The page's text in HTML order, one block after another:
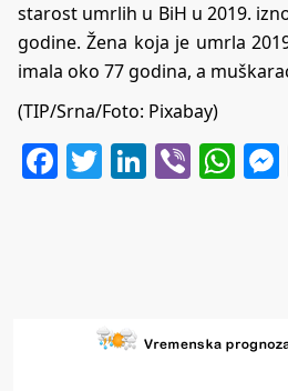
starost umrlih u BiH u 2019.
godine. Žena koja je umrla
imala oko 77 godina, a
(TIP/Srna/Foto: Pixabay)
Facebook
TwitterViber